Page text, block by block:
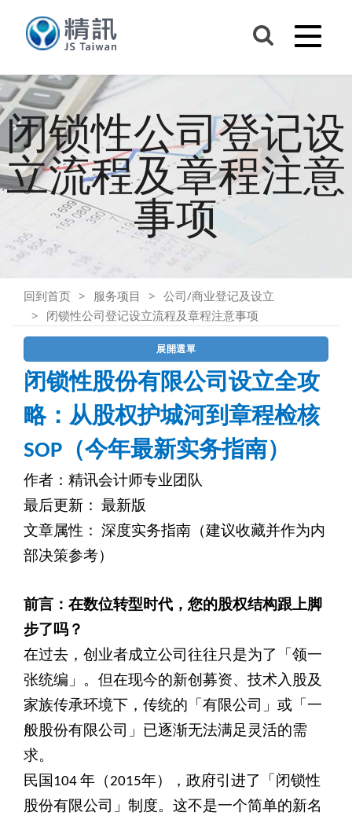
闭锁性公司登记设
立流程及章程注意
事项
回到首页 服务项目
公司/商业登记及设立
闭锁性公司登记设立流程及章程注意事项
展開選單
闭锁性股份有限公司设立全攻
略：从股权护城河到章程检核
SOP（今年最新实务指南）
作者：精讯会计师专业团队
最后更新： 最新版
文章属性： 深度实务指南（建议收藏并作为内
部决策参考）
前言：在数位转型时代，您的股权结构跟上脚
步了吗？
在过去，创业者成立公司往往只是为了「领一
张统编」。但在现今的新创募资、技术入股及
家族传承环境下，传统的「有限公司」或「一
般股份有限公司」已逐渐无法满足灵活的需
求。
民国104 年（2015年），政府引进了「闭锁性
股份有限公司」制度。这不是一个简单的新名